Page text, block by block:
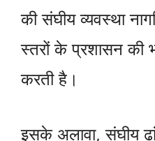
की संघीय व्यवस्था
स्तरों के प्रशासन की
करती है।
इसके अलावा, संघीय